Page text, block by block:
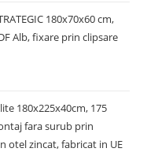
180x70x60 cm,
Alb, fixare prin clipsare
180x225x40cm, 175
fara surub prin
otel zincat, fabricat in UE